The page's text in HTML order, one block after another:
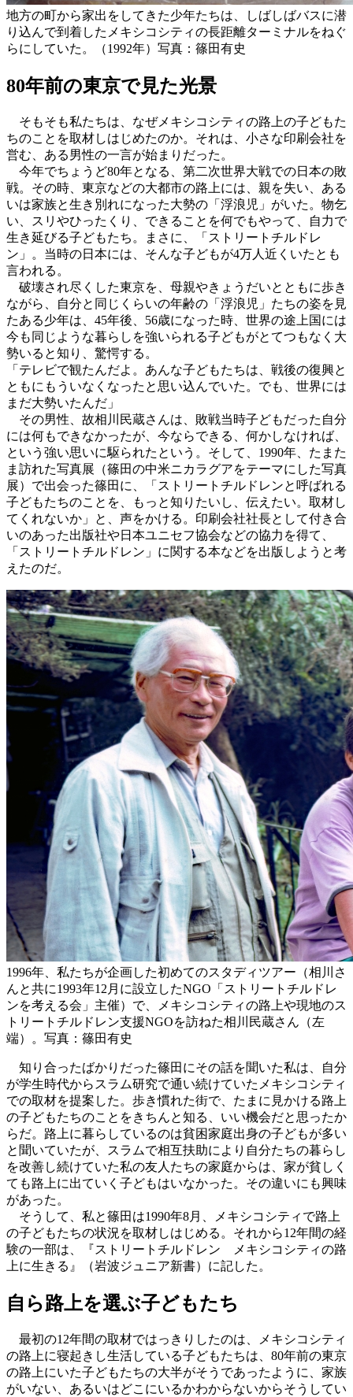
地方の町から家出をしてきた少年たちは、しばしばバスに潜
り込んで到着したメキシコシティの長距離ターミナルをねぐ
らにしていた。（1992年）写真：篠田有史
80年前の東京で見た光景
そもそも私たちは、なぜメキシコシティの路上の子どもた
ちのことを取材しはじめたのか。それは、小さな印刷会社を
営む、ある男性の一言が始まりだった。
今年でちょうど80年となる、第二次世界大戦での日本の敗
戦。その時、東京などの大都市の路上には、親を失い、ある
いは家族と生き別れになった大勢の「浮浪児」がいた。物乞
い、スリやひったくり、できることを何でもやって、自力で
生き延びる子どもたち。まさに、「ストリートチルドレ
ン」。当時の日本には、そんな子どもが4万人近くいたとも
言われる。
破壊され尽くした東京を、母親やきょうだいとともに歩き
ながら、自分と同じくらいの年齢の「浮浪児」たちの姿を見
たある少年は、45年後、56歳になった時、世界の途上国には
今も同じような暮らしを強いられる子どもがとてつもなく大
勢いると知り、驚愕する。
「テレビで観たんだよ。あんな子どもたちは、戦後の復興と
ともにもういなくなったと思い込んでいた。でも、世界には
まだ大勢いたんだ」
その男性、故相川民蔵さんは、敗戦当時子どもだった自分
には何もできなかったが、今ならできる、何かしなければ、
という強い思いに駆られたという。そして、1990年、たまた
ま訪れた写真展（篠田の中米ニカラグアをテーマにした写真
展）で出会った篠田に、「ストリートチルドレンと呼ばれる
子どもたちのことを、もっと知りたいし、伝えたい。取材し
てくれないか」と、声をかける。印刷会社社長として付き合
いのあった出版社や日本ユニセフ協会などの協力を得て、
「ストリートチルドレン」に関する本などを出版しようと考
えたのだ。
1996年、私たちが企画した初めてのスタディツアー（相川さ
んと共に1993年12月に設立したNGO「ストリートチルドレ
ンを考える会」主催）で、メキシコシティの路上や現地のス
トリートチルドレン支援NGOを訪ねた相川民蔵さん（左
端）。写真：篠田有史
知り合ったばかりだった篠田にその話を聞いた私は、自分
が学生時代からスラム研究で通い続けていたメキシコシティ
での取材を提案した。歩き慣れた街で、たまに見かける路上
の子どもたちのことをきちんと知る、いい機会だと思ったか
らだ。路上に暮らしているのは貧困家庭出身の子どもが多い
と聞いていたが、スラムで相互扶助により自分たちの暮らし
を改善し続けていた私の友人たちの家庭からは、家が貧しく
ても路上に出ていく子どもはいなかった。その違いにも興味
があった。
そうして、私と篠田は1990年8月、メキシコシティで路上
の子どもたちの状況を取材しはじめる。それから12年間の経
験の一部は、『ストリートチルドレン メキシコシティの路
上に生きる』（岩波ジュニア新書）に記した。
自ら路上を選ぶ子どもたち
最初の12年間の取材ではっきりしたのは、メキシコシティ
の路上に寝起きし生活している子どもたちは、80年前の東京
の路上にいた子どもたちの大半がそうであったように、家族
がいない、あるいはどこにいるかわからないからそうしてい